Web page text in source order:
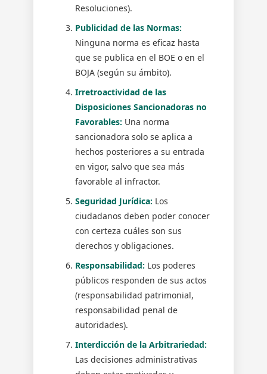
Resoluciones).
Publicidad de las Normas:
Ninguna norma es eficaz hasta
que se publica en el BOE o en el
BOJA (según su ámbito).
Irretroactividad de las
Disposiciones Sancionadoras no
Favorables: Una norma
sancionadora solo se aplica a
hechos posteriores a su entrada
en vigor, salvo que sea más
favorable al infractor.
Seguridad Jurídica: Los
ciudadanos deben poder conocer
con certeza cuáles son sus
derechos y obligaciones.
Responsabilidad: Los poderes
públicos responden de sus actos
(responsabilidad patrimonial,
responsabilidad penal de
autoridades).
Interdicción de la Arbitrariedad:
Las decisiones administrativas